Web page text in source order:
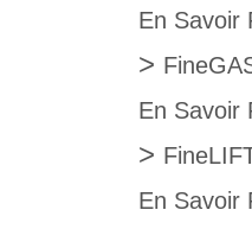
En Savoir
>
En Savoir
>
En Savoir